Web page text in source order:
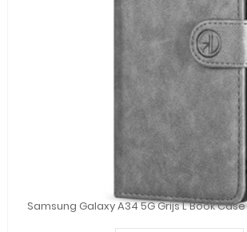
Samsung Galaxy A34 5G Grijs L Book